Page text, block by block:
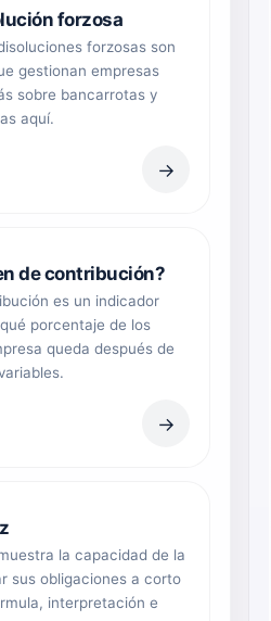
forzosa
forzosas son
gestionan empresas
sobre bancarrotas y
aquí.
→
de contribución?
es un indicador
porcentaje de los
queda después de
→
la capacidad de la
sus obligaciones a corto
interpretación e